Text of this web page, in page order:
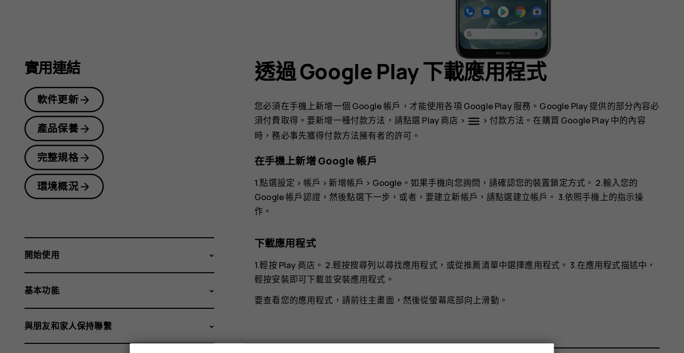
南 透過 Google Play 下載應用程式
您必須在手機上新增一個 Google 帳戶，才能使用各項 Google Play 服務。Google Play 提供的部分內容必
須付費取得。要新增一種付款方法，請點選 Play 商店 > menu > 付款方法 。在購買 Google Play 中的內容
時，務必事先獲得付款方法擁有者的許可。
在手機上新增 Google 帳戶
1.點選設定 > 帳戶 >新增帳戶 > Google 。如果手機向您詢問，請確認您的裝置鎖定方式。 2.輸入您的
Google 帳戶認證，然後點選下一步 ，或者，要建立新帳戶，請點選建立帳戶 。 3.依照手機上的指示操
作。
下載應用程式
1.輕按 Play 商店 。 2.輕按搜尋列以尋找應用程式，或從推薦清單中選擇應用程式。 3.在應用程式描述中，
輕按安裝即可下載並安裝應用程式。
要查看您的應用程式，請前往主畫面，然後從螢幕底部向上滑動。
實用連結
軟件更新
產品保養
完整規格
環境概況
開始使用
基本功能
與朋友和家人保持聯繫